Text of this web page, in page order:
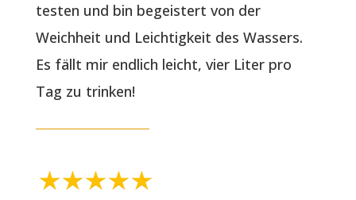
testen und bin begeistert von der
Weichheit und Leichtigkeit des Wassers.
Es fällt mir endlich leicht, vier Liter pro
Tag zu trinken!